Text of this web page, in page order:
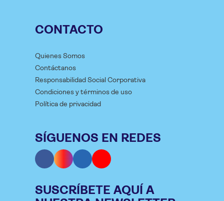
CONTACTO
Quienes Somos
Contáctanos
Responsabilidad Social Corporativa
Condiciones y términos de uso
Política de privacidad
SÍGUENOS EN REDES
SUSCRÍBETE AQUÍ A